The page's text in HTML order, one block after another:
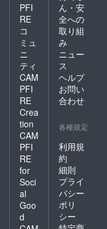
PFI
RE
コ
ミュ
ニ
ティ
CAM
PFI
RE
Crea
tion
CAM
PFI
RE
for
Soci
al
Goo
d
ん・安
全への
取り組
み
ニュー
ス
ヘルプ
お問い
合わせ
各種規定
利用規
約
細則
プライ
バシー
ポリ
シー